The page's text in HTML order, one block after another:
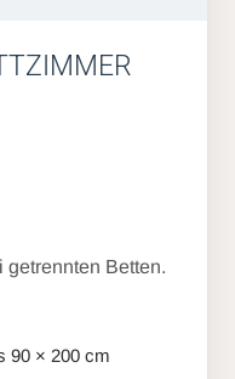
getrennten Betten.
90 × 200 cm